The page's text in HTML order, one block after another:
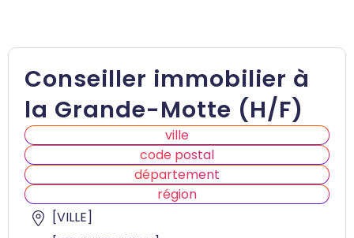
Conseiller immobilier à
la Grande-Motte (H/F)
ville
code postal
département
région
[VILLE]